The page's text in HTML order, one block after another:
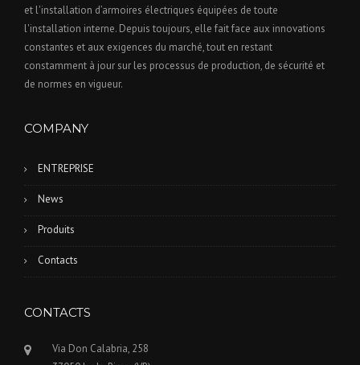
et l'installation d’armoires électriques équipées de toute
l'installation interne. Depuis toujours, elle fait face aux innovations
constantes et aux exigences du marché, tout en restant
constamment à jour sur les processus de production, de sécurité et
de normes en vigueur.
COMPANY
ENTREPRISE
News
Produits
Contacts
CONTACTS
Via Don Calabria, 258